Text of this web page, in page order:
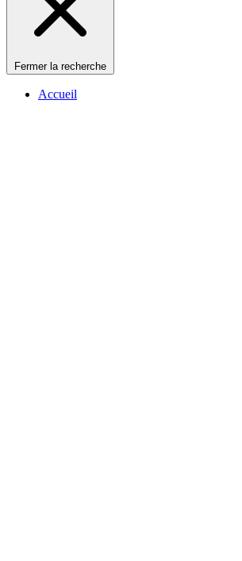
Fermer la recherche
Accueil